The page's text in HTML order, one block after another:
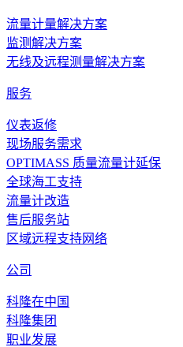
流量计量解决方案
监测解决方案
无线及远程测量解决方案
服务
仪表返修
现场服务需求
OPTIMASS 质量流量计延保
全球海工支持
流量计改造
售后服务站
区域远程支持网络
公司
科隆在中国
科隆集团
职业发展